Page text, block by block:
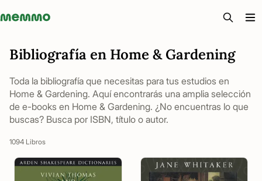
Memmo - AI-verktyg och digital kurslitteratur
Bibliografía en Home & Gardening
Toda la bibliografía que necesitas para tus estudios en
Home & Gardening. Aquí encontrarás una amplia selección
de e-books en Home & Gardening. ¿No encuentras lo que
buscas? Busca por ISBN, título o autor.
1094 Libros